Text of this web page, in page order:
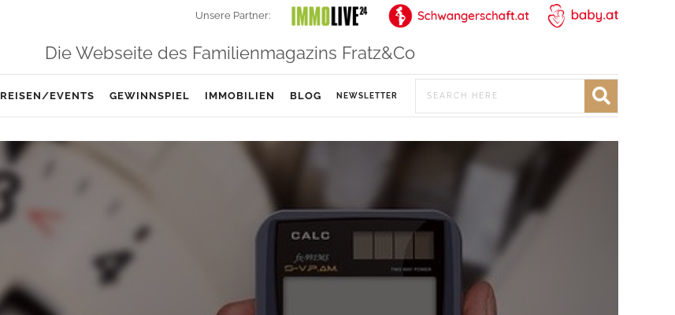
Unsere Partner:
Die Webseite des Familienmagazins Fratz&Co
REISEN/EVENTS GEWINNSPIEL IMMOBILIEN BLOG NEWSLETTER